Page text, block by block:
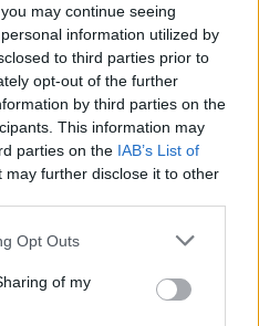
may continue seeing
information utilized by
to third parties prior to
opt-out of the further
by third parties on the
This information may
parties on the IAB’s List of
may further disclose it to other
Opt Outs
of my
op voor
voor
transfers van PSV
binnen half jaar met tonnen